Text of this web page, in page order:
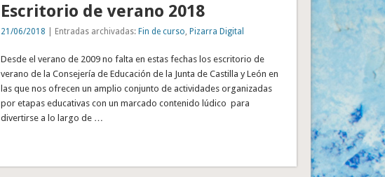
Escritorio de verano 2018
21/06/2018 | Entradas archivadas: Fin de curso Pizarra Digital
Desde el verano de 2009 no falta en estas fechas los escritorio de
verano de la Consejería de Educación de la Junta de Castilla y León en
las que nos ofrecen un amplio conjunto de actividades organizadas
por etapas educativas con un marcado contenido lúdico para
divertirse a lo largo de …